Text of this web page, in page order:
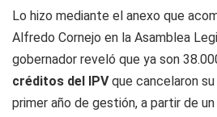
Lo hizo mediante el anexo que
Alfredo Cornejo en la Asamblea
gobernador reveló que ya son
créditos del IPVque cancelaron
primer año de gestión, a partir de